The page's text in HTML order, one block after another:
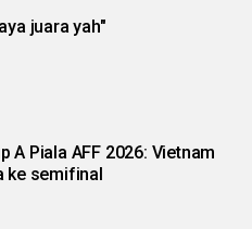
juara yah"
A Piala AFF 2026: Vietnam
ke semifinal